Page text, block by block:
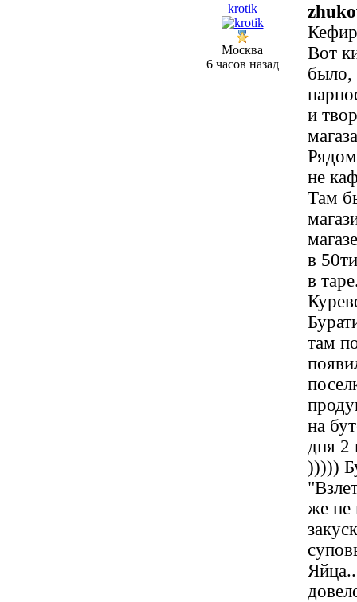
krotik
Москва
6 часов назад
Вот
было,
и
не
Там
в
в
там
на
дня 2
)))))
же не